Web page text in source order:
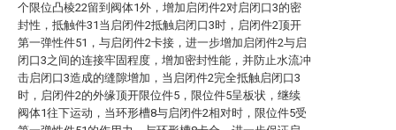
个限位凸棱22留到阀体1外，增加启闭件2对启闭口3的密
封性，抵触件31当启闭件2抵触启闭口3时，启闭件2顶开
第一弹性件51，与启闭件2卡接，进一步增加启闭件2与启
闭口3之间的连接牢固程度，增加密封性能，并防止水流冲
击启闭口3造成的缝隙增加，当启闭件2完全抵触启闭口3
时，启闭件2的外缘顶开限位件5，限位件5呈板状，继续
阀体1往下运动，当环形槽8与启闭件2相对时，限位件5受